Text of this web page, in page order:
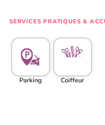
SERVICES PRATIQUES &
Parking Coiffeur